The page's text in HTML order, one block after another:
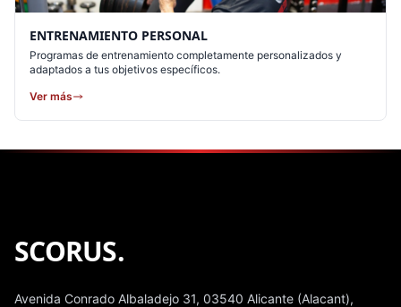
ENTRENAMIENTO PERSONAL
Programas de entrenamiento completamente personalizados y
adaptados a tus objetivos específicos.
Ver más
SCORUS.
Avenida Conrado Albaladejo 31, 03540 Alicante (Alacant),